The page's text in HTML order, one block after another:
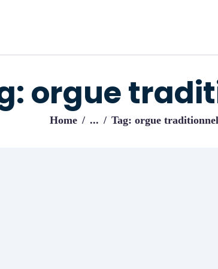
orgue
Home ... Tag: orgue traditionnel
IJENI